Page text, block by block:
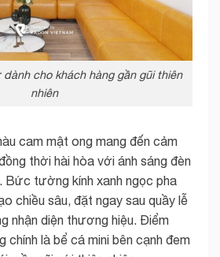
cho khách hàng gần gũi thiên
nhiên
cam mật ong mang đến cảm
thời hài hòa với ánh sáng đèn
Bức tường kính xanh ngọc pha
chiều sâu, đặt ngay sau quầy lễ
nhận diện thương hiệu. Điểm
chính là bể cá mini bên cạnh đem